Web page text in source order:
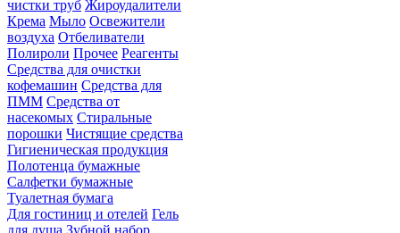
чистки труб Жироудалители
Крема Мыло Освежители
воздуха Отбеливатели
Полироли Прочее Реагенты
Средства для очистки
кофемашин Средства для
ПММ Средства от
насекомых Стиральные
порошки Чистящие средства
Гигиеническая продукция
Полотенца бумажные
Салфетки бумажные
Туалетная бумага
Для гостиниц и отелей Гель
для душа Зубной набор